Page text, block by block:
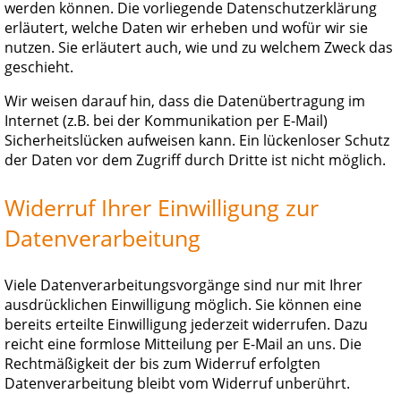
werden können. Die vorliegende Datenschutzerklärung
erläutert, welche Daten wir erheben und wofür wir sie
nutzen. Sie erläutert auch, wie und zu welchem Zweck das
geschieht.
Wir weisen darauf hin, dass die Datenübertragung im
Internet (z.B. bei der Kommunikation per E-Mail)
Sicherheitslücken aufweisen kann. Ein lückenloser Schutz
der Daten vor dem Zugriff durch Dritte ist nicht möglich.
Widerruf Ihrer Einwilligung zur
Datenverarbeitung
Viele Datenverarbeitungsvorgänge sind nur mit Ihrer
ausdrücklichen Einwilligung möglich. Sie können eine
bereits erteilte Einwilligung jederzeit widerrufen. Dazu
reicht eine formlose Mitteilung per E-Mail an uns. Die
Rechtmäßigkeit der bis zum Widerruf erfolgten
Datenverarbeitung bleibt vom Widerruf unberührt.